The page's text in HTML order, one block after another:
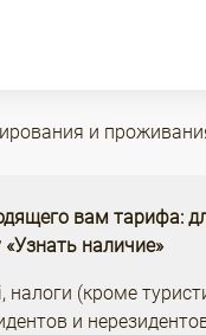
и
вам тарифа:
наличие»
(кроме
и